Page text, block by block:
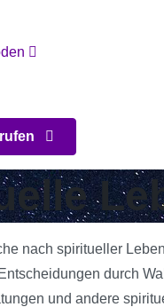
nach spiritueller
durch
und andere